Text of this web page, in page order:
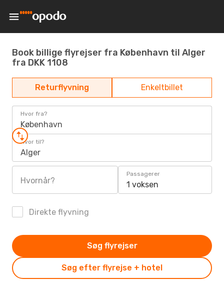
Book billige flyrejser fra København til Alger
fra DKK 1108
Returflyvning Enkeltbillet
Hvor fra?
København
Hvor til?
Alger
Hvornår?
Passagerer
1 voksen
Direkte flyvning
Søg efter flyrejse + hotel
Søg flyrejser